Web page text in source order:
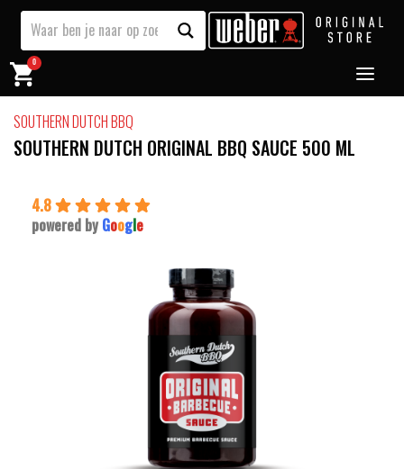
0
SOUTHERN DUTCH BBQ
SOUTHERN DUTCH ORIGINAL BBQ SAUCE 500 ML
4.8
powered by Google